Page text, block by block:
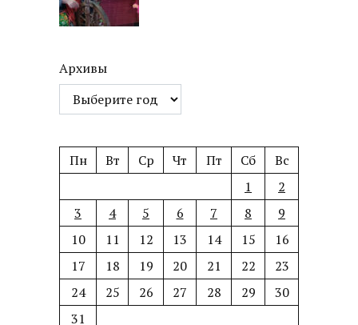
Архивы
Пн Вт Ср Чт Пт Сб
Вс
1
2
3
4 5 6 7 8
9
10
11 12 13 14 15
16
17
18 19 20 21 22
23
24
25 26 27 28 29
30
31